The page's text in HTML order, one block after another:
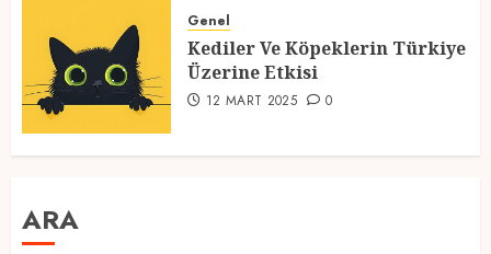
Genel
Kediler Ve Köpeklerin Türkiye
Üzerine Etkisi
12 MART 2025 0
ARA